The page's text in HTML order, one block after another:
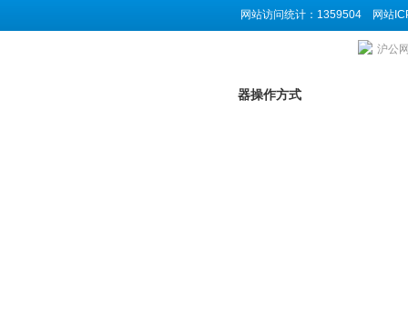
网站访问统计：1359504 网站
上海乾拓贸易有限公司是HYDAC开关供应商
沪公